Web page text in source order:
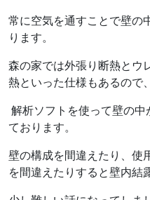
常に空気を通すことで壁の
ります。
森の家では外張り断熱とウ
熱といった仕様もあるので、
解析ソフトを使って壁の
ております。
壁の構成を間違えたり、使
を間違えたりすると壁内結